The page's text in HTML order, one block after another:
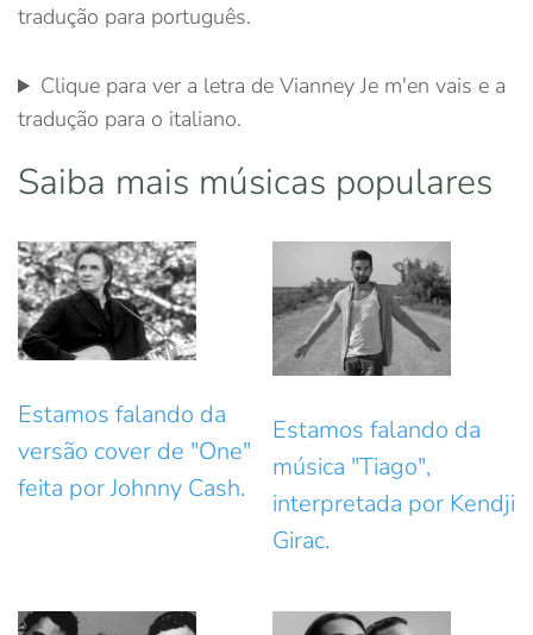
tradução para português.
Clique para ver a letra de Vianney Je m'en vais e a
tradução para o italiano.
Saiba mais músicas populares
Estamos falando da
versão cover de "One"
feita por Johnny Cash.
Estamos falando da
música "Tiago",
interpretada por Kendji
Girac.